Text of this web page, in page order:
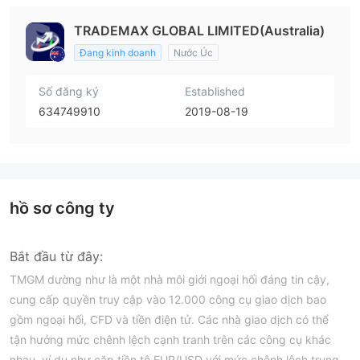
TRADEMAX GLOBAL LIMITED(Australia)
Đang kinh doanh Nước Úc
Số đăng ký
634749910
Established
2019-08-19
hồ sơ công ty
Bắt đầu từ đây:
TMGM dường như là một nhà môi giới ngoại hối đáng tin cậy,
cung cấp quyền truy cập vào 12.000 công cụ giao dịch bao
gồm ngoại hối, CFD và tiền điện tử. Các nhà giao dịch có thể
tận hưởng mức chênh lệch cạnh tranh trên các công cụ khác